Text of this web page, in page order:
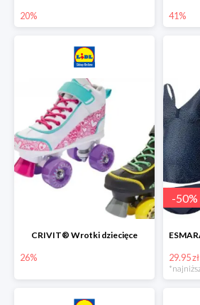
20% 41%
CRIVIT® Wrotki dziecięce
26%
-50%
29.95 zł